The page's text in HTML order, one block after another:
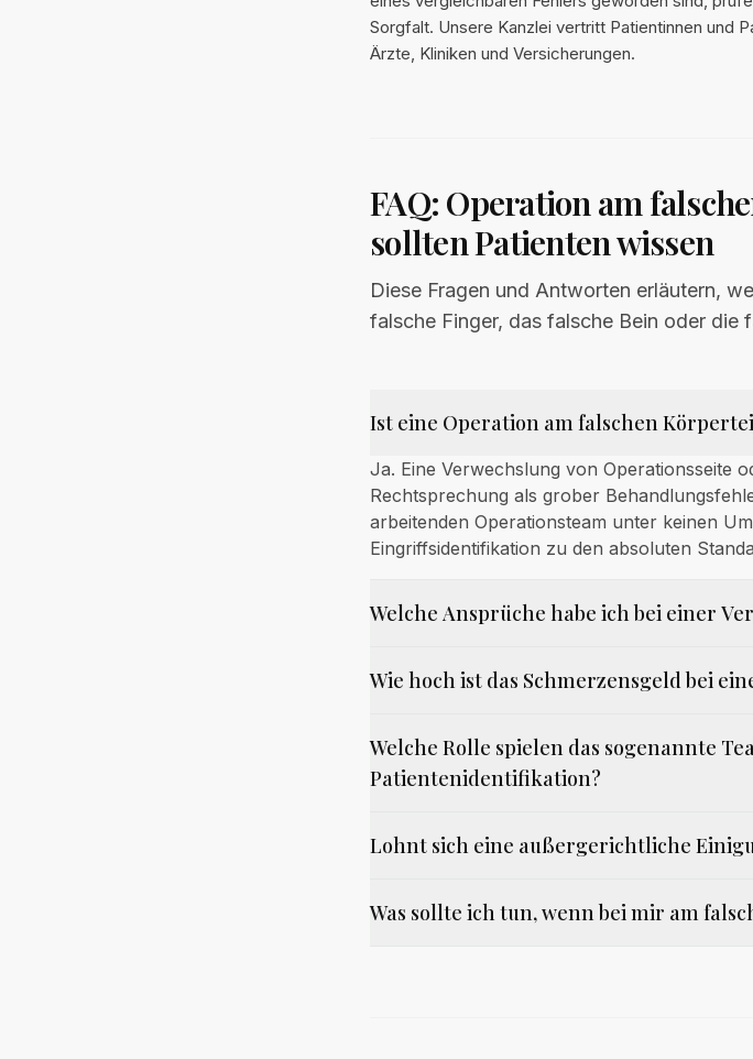
Sorgfalt. Unsere Kanzlei vertritt Patientinnen und
Ärzte, Kliniken und Versicherungen.
FAQ: Operation am
sollten Patienten wissen
Diese Fragen und Antworten erläutern,
falsche Finger, das falsche Bein oder die
Ist eine Operation am falschen
Ja. Eine Verwechslung von Operationsseite
Rechtsprechung als grober
arbeitenden Operationsteam unter keinen
Eingriffsidentifikation zu den absoluten
Welche Ansprüche habe ich bei einer
Wie hoch ist das Schmerzensgeld bei
Welche Rolle spielen das sogenannte
Patientenidentifikation?
Lohnt sich eine außergerichtliche
Was sollte ich tun, wenn bei mir am